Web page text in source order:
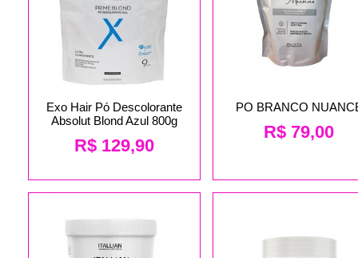
Exo Hair Pó Descolorante
Absolut Blond Azul 800g
R$ 129,90
PO BRANCO
R$ 79,00